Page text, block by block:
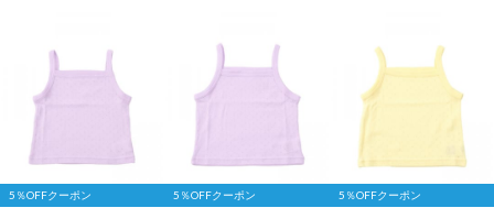
5％OFFクーポン 5％OFFクーポン 5％OFFクーポン